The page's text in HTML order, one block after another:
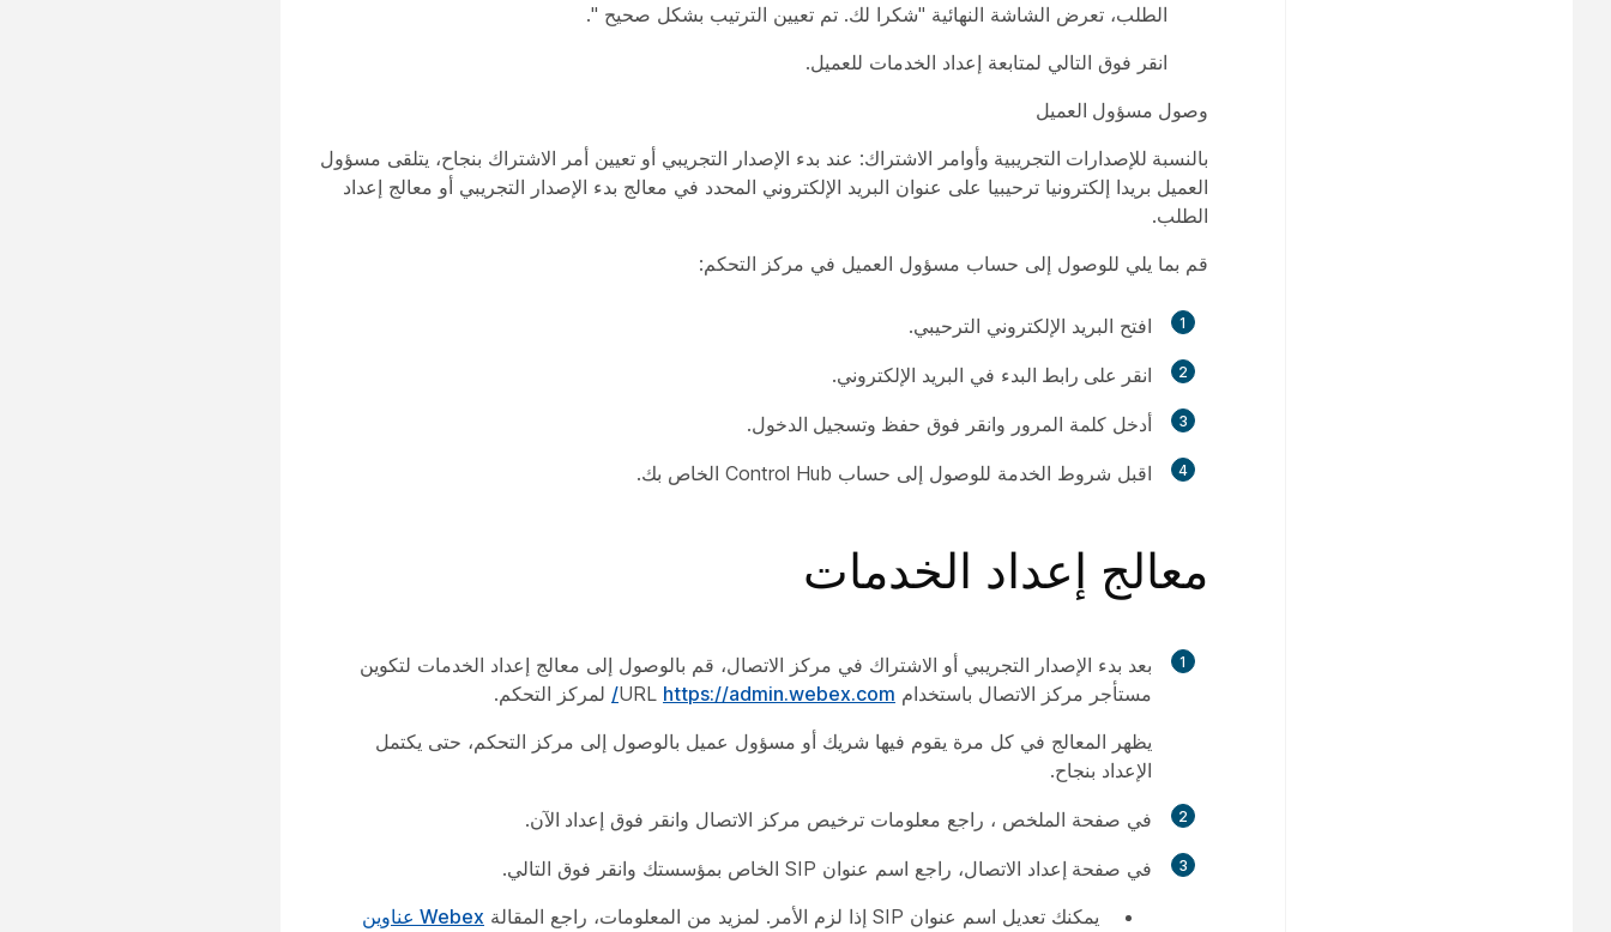
الطلب، تعرض الشاشة النهائية "شكرا لك. تم تعيين الترتيب بشكل صحيح ".
انقر فوق التالي لمتابعة إعداد الخدمات للعميل.
وصول مسؤول العميل
بالنسبة للإصدارات التجريبية وأوامر الاشتراك: عند بدء الإصدار التجريبي أو تعيين أمر الاشتراك بنجاح، يتلقى مسؤول
العميل بريدا إلكترونيا ترحيبيا على عنوان البريد الإلكتروني المحدد في معالج بدء الإصدار التجريبي أو معالج إعداد
الطلب.
قم بما يلي للوصول إلى حساب مسؤول العميل في مركز التحكم:
1 افتح البريد الإلكتروني الترحيبي.
2 انقر على رابط البدء في البريد الإلكتروني.
3 أدخل كلمة المرور وانقر فوق حفظ وتسجيل الدخول.
4 اقبل شروط الخدمة للوصول إلى حساب Control Hub الخاص بك.
معالج إعداد الخدمات
1
بعد بدء الإصدار التجريبي أو الاشتراك في مركز الاتصال، قم بالوصول إلى معالج إعداد الخدمات لتكوين
مستأجر مركز الاتصال باستخدام URL https://admin.webex.com/
لمركز التحكم.
يظهر المعالج في كل مرة يقوم فيها شريك أو مسؤول عميل بالوصول إلى مركز التحكم، حتى يكتمل
الإعداد بنجاح.
2 في صفحة الملخص ، راجع معلومات ترخيص مركز الاتصال وانقر فوق إعداد الآن.
3 في صفحة إعداد الاتصال، راجع اسم عنوان SIP الخاص بمؤسستك وانقر فوق التالي.
يمكنك تعديل اسم عنوان SIP إذا لزم الأمر. لمزيد من المعلومات، راجع المقالة
Webex عناوين